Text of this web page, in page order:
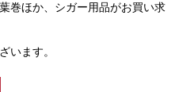
巻ほか、シガー用品がお買い求
います。